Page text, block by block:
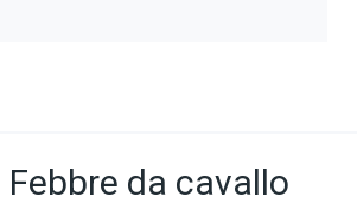
Febbre da cavallo